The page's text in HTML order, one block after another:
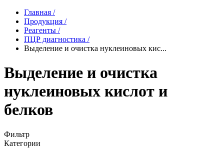
Главная /
Продукция /
Реагенты /
ПЦР диагностика /
Выделение и очистка нуклеиновых кис...
Выделение и очистка
нуклеиновых кислот и
белков
Фильтр
Категории